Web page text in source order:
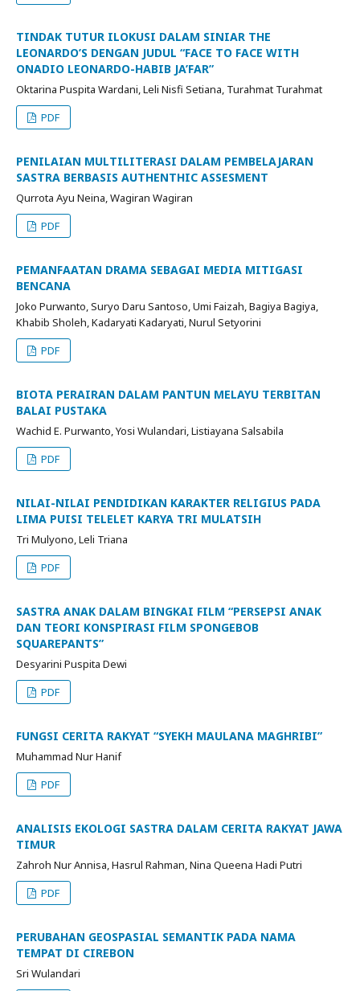
TINDAK TUTUR ILOKUSI DALAM SINIAR THE
LEONARDO’S DENGAN JUDUL “FACE TO FACE WITH
ONADIO LEONARDO-HABIB JA’FAR”
Oktarina Puspita Wardani, Leli Nisfi Setiana, Turahmat Turahmat
PDF
PENILAIAN MULTILITERASI DALAM PEMBELAJARAN
SASTRA BERBASIS AUTHENTHIC ASSESMENT
Qurrota Ayu Neina, Wagiran Wagiran
PDF
PEMANFAATAN DRAMA SEBAGAI MEDIA MITIGASI
BENCANA
Joko Purwanto, Suryo Daru Santoso, Umi Faizah, Bagiya Bagiya,
Khabib Sholeh, Kadaryati Kadaryati, Nurul Setyorini
PDF
BIOTA PERAIRAN DALAM PANTUN MELAYU TERBITAN
BALAI PUSTAKA
Wachid E. Purwanto, Yosi Wulandari, Listiayana Salsabila
PDF
NILAI-NILAI PENDIDIKAN KARAKTER RELIGIUS PADA
LIMA PUISI TELELET KARYA TRI MULATSIH
Tri Mulyono, Leli Triana
PDF
SASTRA ANAK DALAM BINGKAI FILM “PERSEPSI ANAK
DAN TEORI KONSPIRASI FILM SPONGEBOB
SQUAREPANTS”
Desyarini Puspita Dewi
PDF
FUNGSI CERITA RAKYAT “SYEKH MAULANA MAGHRIBI”
Muhammad Nur Hanif
PDF
ANALISIS EKOLOGI SASTRA DALAM CERITA RAKYAT JAWA
TIMUR
Zahroh Nur Annisa, Hasrul Rahman, Nina Queena Hadi Putri
PDF
PERUBAHAN GEOSPASIAL SEMANTIK PADA NAMA
TEMPAT DI CIREBON
Sri Wulandari